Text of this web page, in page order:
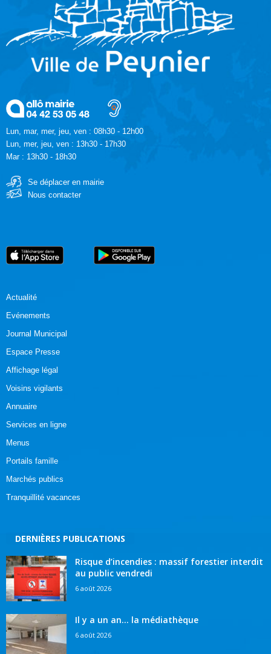
Lun, mar, mer, jeu, ven : 08h30 - 12h00
Lun, mer, jeu, ven : 13h30 - 17h30
Mar : 13h30 - 18h30
Se déplacer en mairie
Nous contacter
Actualité
Evénements
Journal Municipal
Espace Presse
Affichage légal
Voisins vigilants
Annuaire
Services en ligne
Menus
Portails famille
Marchés publics
Tranquillité vacances
DERNIÈRES PUBLICATIONS
Risque d’incendies : massif forestier interdit
au public vendredi
6 août 2026
Il y a un an… la médiathèque
6 août 2026